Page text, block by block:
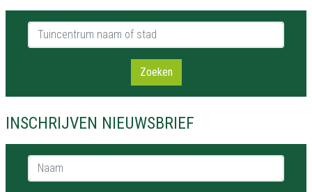
Tuincentrum naam of stad
Zoeken
INSCHRIJVEN NIEUWSBRIEF
Naam *